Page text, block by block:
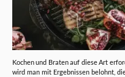
Kochen und Braten auf diese Art
wird man mit Ergebnissen belohnt,